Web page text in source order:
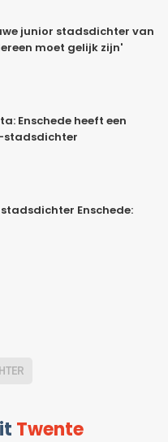
junior stadsdichter van
moet gelijk zijn'
Enschede heeft een
stadsdichter
Enschede:
Twente